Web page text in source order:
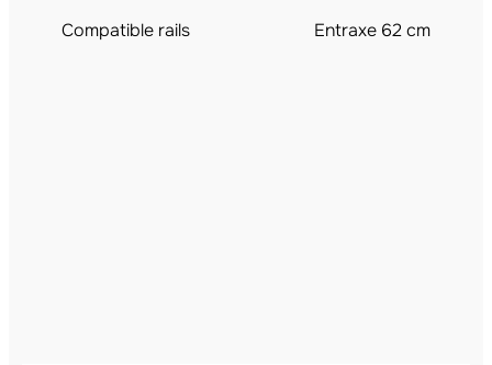
Compatible rails Entraxe 62 cm